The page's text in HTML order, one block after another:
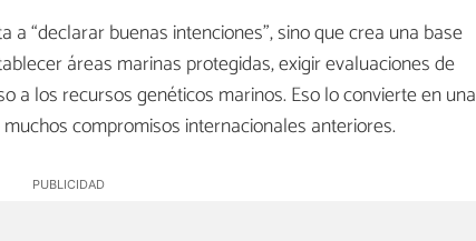
“declarar buenas intenciones”, sino que crea una base
áreas marinas protegidas, exigir evaluaciones de
a los recursos genéticos marinos. Eso lo convierte en una
compromisos internacionales anteriores.